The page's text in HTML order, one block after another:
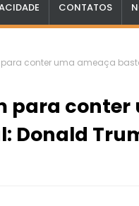
CONTATOS
conter uma ameaça
para conter
Donald